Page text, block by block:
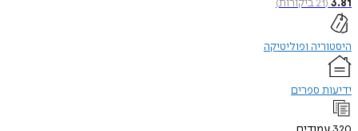
3.81
(
21ביקורות)
היסטוריה ופוליטיקה
ידיעות ספרים